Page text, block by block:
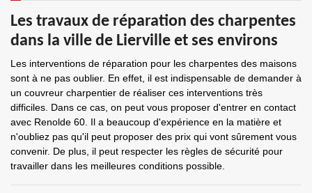
Les travaux de réparation des charpentes
dans la ville de Lierville et ses environs
Les interventions de réparation pour les charpentes des maisons
sont à ne pas oublier. En effet, il est indispensable de demander à
un couvreur charpentier de réaliser ces interventions très
difficiles. Dans ce cas, on peut vous proposer d'entrer en contact
avec Renolde 60. Il a beaucoup d'expérience en la matière et
n'oubliez pas qu'il peut proposer des prix qui vont sûrement vous
convenir. De plus, il peut respecter les règles de sécurité pour
travailler dans les meilleures conditions possible.